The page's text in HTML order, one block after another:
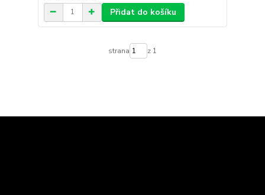
Přidat do košíku
strana z 1